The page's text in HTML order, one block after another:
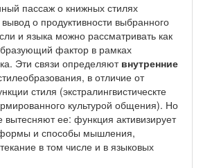
пассаж о книжных стилях
о продуктивности выбранного
и языка можно рассматривать как
фактор в рамках
Эти связи определяют внутренние
в отличие от
стиля (экстралингвистическте
культурой общения). Но
ее: функция активизирует
и способы мышления,
в том числе и в языковых